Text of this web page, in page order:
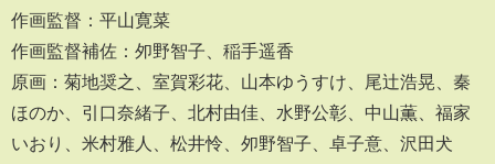
作画監督：平山寛菜
作画監督補佐：夘野智子、稲手遥香
原画：菊地奨之、室賀彩花、山本ゆうすけ、尾辻浩晃、秦
ほのか、引口奈緒子、北村由佳、水野公彰、中山薫、福家
いおり、米村雅人、松井怜、夘野智子、卓子意、沢田犬